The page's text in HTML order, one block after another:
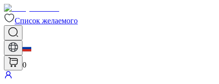
Список желаемого
0